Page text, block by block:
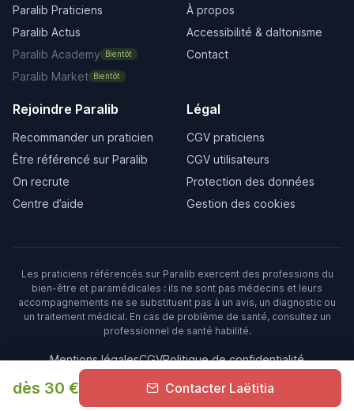
dès 30 € Contacter Laëtitia
Paralib Praticiens
Paralib Actus
Paralib Academy
Bientôt
Paralib Market Bientôt
À propos
Accessibilité & daltonisme
Contact
Rejoindre Paralib
Recommander un praticien
Être référencé sur Paralib
On recrute
Centre d’aide
Légal
CGV praticiens
CGV utilisateurs
Protection des données
Gestion des cookies
Les praticiens référencés sur Paralib exercent des professions du
bien-être et paramédicales : ils ne sont pas médecins et leurs
accompagnements ne se substituent pas à un avis, un diagnostic ou
un traitement médical. En cas de problème de santé, consultez un
professionnel de santé habilité.
Mentions légalesCGVPolitique de confidentialité
© 2026 Paralib. Tous droits réservés.